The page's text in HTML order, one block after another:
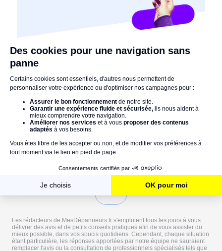
Commenter
lun 11/10/2021
Top top
Les rédacteurs de MesDépanneurs.fr s'emploient tous les jours à vous
délivrer des avis et de petits conseils pratiques afin de vous assister du
mieux possible, dans vos soucis quotidiens. Cependant, chaque situation
étant particulière, les réponses apportées par notre équipe ne sauraient
remplacer l'avis ou la consultation de professionnels spécialisés tels que